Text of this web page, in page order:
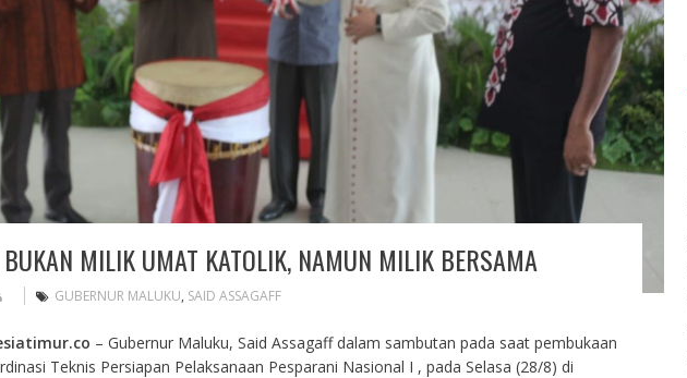
BUKAN MILIK UMAT KATOLIK, NAMUN MILIK BERSAMA
GUBERNUR MALUKU, SAID ASSAGAFF
– Gubernur Maluku, Said Assagaff dalam sambutan pada saat pembukaan
Teknis Persiapan Pelaksanaan Pesparani Nasional I , pada Selasa (28/8) di